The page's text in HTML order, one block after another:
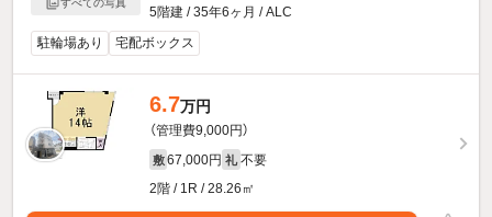
すべての写真
5階建 / 35年6ヶ月 / ALC
駐輪場あり
宅配ボックス
6.7万円
（管理費9,000円）
敷 67,000円 礼 不要
2階 / 1R / 28.26㎡